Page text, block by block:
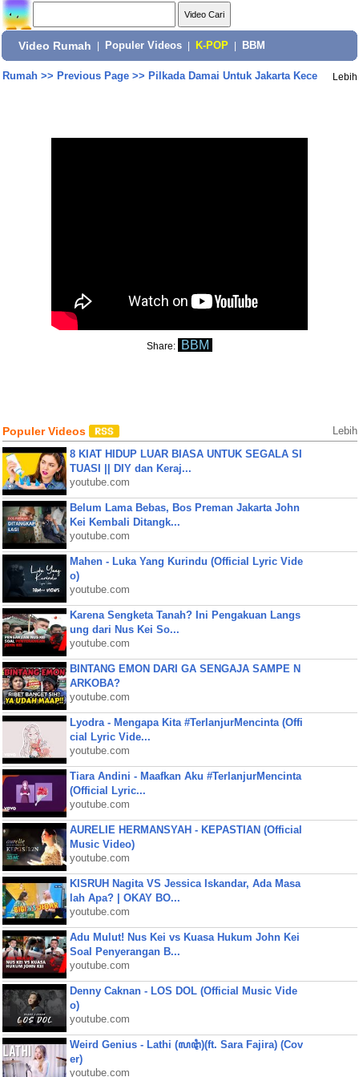
Video Rumah Populer Videos K-POP BBM
Rumah>> Previous Page>> Pilkada Damai Untuk Jakarta Kece Lebih
Share: BBM
Populer Videos Lebih
8 KIAT HIDUP LUAR BIASA UNTUK SEGALA SI
TUASI || DIY dan Keraj...
youtube.com
Belum Lama Bebas, Bos Preman Jakarta John
Kei Kembali Ditangk...
youtube.com
Mahen - Luka Yang Kurindu (Official Lyric Vide
o)
youtube.com
Karena Sengketa Tanah? Ini Pengakuan Langs
ung dari Nus Kei So...
youtube.com
BINTANG EMON DARI GA SENGAJA SAMPE N
ARKOBA?
youtube.com
Lyodra - Mengapa Kita #TerlanjurMencinta (Offi
cial Lyric Vide...
youtube.com
Tiara Andini - Maafkan Aku #TerlanjurMencinta
(Official Lyric...
youtube.com
AURELIE HERMANSYAH - KEPASTIAN (Official
Music Video)
youtube.com
KISRUH Nagita VS Jessica Iskandar, Ada Masa
lah Apa? | OKAY BO...
youtube.com
Adu Mulut! Nus Kei vs Kuasa Hukum John Kei
Soal Penyerangan B...
youtube.com
Denny Caknan - LOS DOL (Official Music Vide
o)
youtube.com
Weird Genius - Lathi (ꦭꦛꦶ)(ft. Sara Fajira) (Cov
er)
youtube.com